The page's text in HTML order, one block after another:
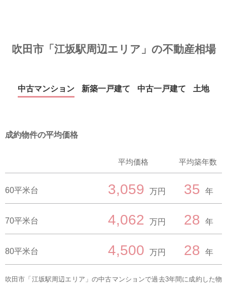
吹田市「江坂駅周辺エリア」の不動産相場
中古マンション 新築一戸建て 中古一戸建て 土地
成約物件の平均価格
平均価格 平均築年数
60平米台 3,059 万円 35 年
70平米台 4,062 万円 28 年
80平米台 4,500 万円 28 年
吹田市「江坂駅周辺エリア」の中古マンションで過去3年間に成約した物